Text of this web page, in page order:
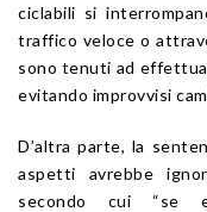
ciclabili si
traffico veloce o
sono tenuti ad
evitando improvvisi
D’altra parte, la
aspetti avrebbe
secondo cui “se